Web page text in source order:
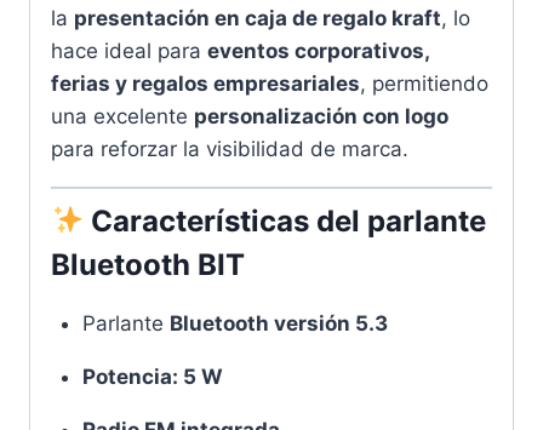
la presentación en caja de regalo kraft, lo
hace ideal para eventos corporativos,
ferias y regalos empresariales, permitiendo
una excelente personalización con logo
para reforzar la visibilidad de marca.
Características del parlante
Bluetooth BIT
Parlante Bluetooth versión 5.3
Potencia: 5 W